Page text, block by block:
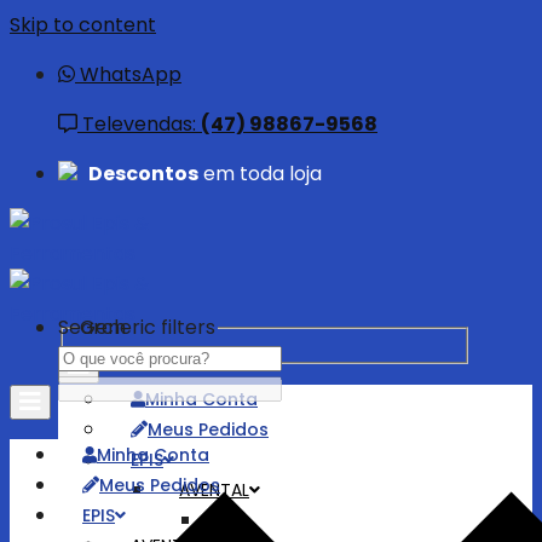
Skip to content
WhatsApp
Televendas: (47) 98867-9568
Descontosem toda loja
Minha Conta
Meus Pedidos
EPIS
AVENTAL
Search
Generic filters
Minha Conta
Meus Pedidos
EPIS